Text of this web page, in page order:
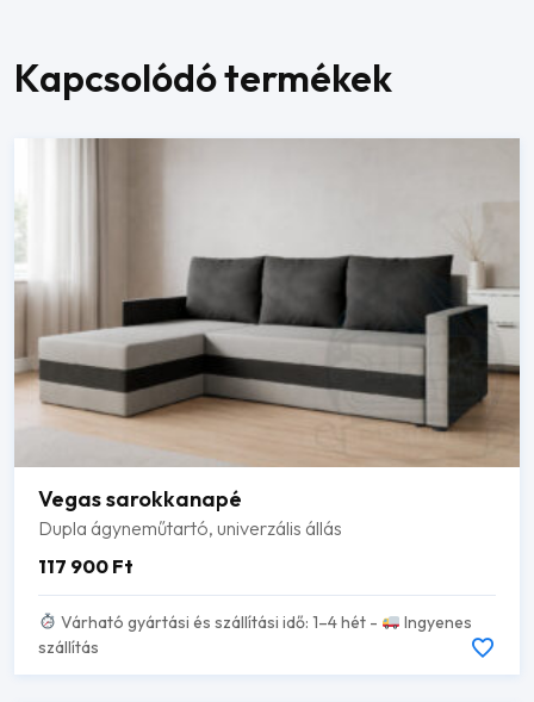
Kapcsolódó termékek
Vegas sarokkanapé
Dupla ágyneműtartó, univerzális állás
117 900 Ft
Várható gyártási és szállítási idő: 1–4 hét -
Ingyenes
szállítás